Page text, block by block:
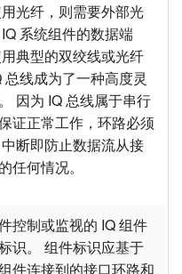
光纤，则需要外部光
系统组件的数据端
典型的双绞线或光纤
线成为了一种高度灵
因为 IQ 总线属于串行
证正常工作，环路必须
断即防止数据流从接
任何情况。
控制或监视的 IQ 组件
识。 组件标识应基于
件连接到的接口环路和